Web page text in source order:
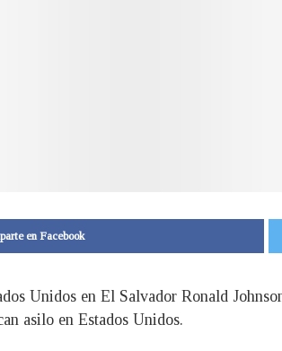
en Facebook
Unidos en El Salvador Ronald
asilo en Estados Unidos.